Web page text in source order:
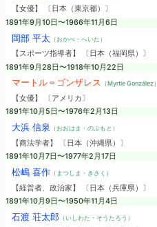
【女優】 〔日本（東京都）〕
1891年9月10日〜1966年11月6日
岡部 平太（おかべ・へいた）
【スポーツ指導者】 〔日本（福岡県）〕
1891年9月28日〜1918年10月22日
マートル＝ゴンザレス （Myrtle González）
【女優】 〔アメリカ〕
1891年10月5日〜1976年2月13日
大浜 信泉 （おおはま・のぶもと）
【商法学者】 〔日本（沖縄県）〕
1891年10月7日〜1977年2月17日
松嶋 喜作（まつしま・きさく）
【経営者、政治家】 〔日本（兵庫県）〕
1891年10月9日〜1950年11月4日
石渡 荘太郎（いしわた・そうたろう）